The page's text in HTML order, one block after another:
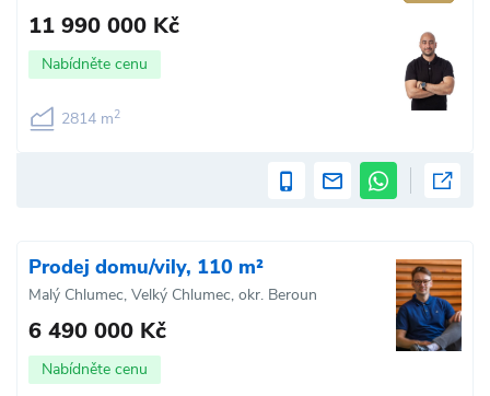
11 990 000 Kč
Nabídněte cenu
2814 m2
Prodej domu/vily, 110 m²
Malý Chlumec, Velký Chlumec, okr. Beroun
6 490 000 Kč
Nabídněte cenu